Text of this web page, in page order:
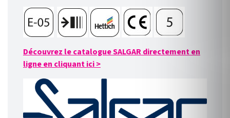
Découvrez le catalogue SALGAR directement en
ligne en cliquant ici>